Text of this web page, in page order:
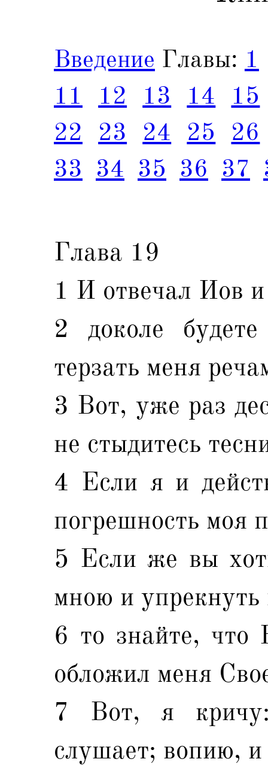
Введение Главы: 1
11
12 13 14
15
22
23 24 25
26
33 34 35 36 37
Глава 19
1 И отвечал Иов и
2 доколе
терзать меня
3 Вот, уже раз
не стыдитесь
4 Если я и
погрешность моя
5 Если же вы
мною и
6 то знайте, что
обложил меня
7 Вот, я
слушает; вопию, и